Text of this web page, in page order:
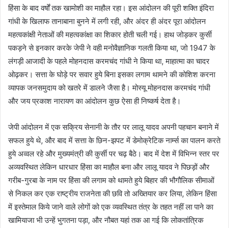
हिंसा के बाद वर्षों तक खामोशी का माहौल रहा। इस आंदोलन की पूरी शक्ति इंदिरा
गांधी के खिलाफ तानाबाना बुनने में लगी रही, और अंदर ही अंदर पूरा आंदोलन
महत्वकांक्षी नेताओं की महत्वकांक्षा का शिकार होती चली गई। हाथ जोड़कर कुर्सी
पकड़ने से इनकार करके जेपी ने वही मनोवैज्ञानिक गलती किया था, जो 1947 के
लंगड़ी आजादी के पहले मोहनदास करमचंद गांधी ने किया था, माहात्मा का चादर
ओढ़कर। सत्ता के घोड़े पर सवार हुये बिना इसका लगाम थामने की कोशिश करना
व्यापक जनसमुदाय को खतरे में डालने जैसा है। मोस्यू मोहनदास करमचंद गांधी
और जय प्रकाश नारायण का आंदोलन कुछ ऐसा ही निष्कर्ष देता है।
जेपी आंदोलन में एक सक्रिय सेनानी के तौर पर लालू यादव अपनी पहचान बनाने में
सफल हुये थे, और बाद में सत्ता के छिन-झपट में डेमोक्रेटिक नार्म्स का पालन करते
हुये अव्वल रहे और मुख्यमंत्री की कुर्सी पर चढ़ बैठे। बाद में देश में विभिन्न स्तर पर
अव्यवस्थित लेकिन धारधार हिंसा का माहौल बना और लालू यादव ने पिछड़ों और
गरीब-गुरबा के नाम पर हिंसा की लगाम को थामते हुये बिहार की भौगौलिक सीमाओं
से निकल कर एक राष्ट्रीय राजनेता की छवि तो अख्तियार कर लिया, लेकिन हिंसा
में इस्तेमाल किये जाने वाले लोगों को एक व्यवस्थित तंत्र के तहत नहीं ला पाने का
खामियाजा भी उन्हें भुगतना पड़ा, और नौबत यहां तक आ गई कि लोकतांत्रिक